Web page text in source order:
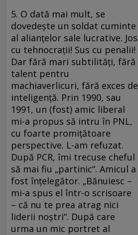
5. O dată mai mult, se
dovedeşte un soldat cuminte
al alianţelor sale lucrative. Jos
cu tehnocraţii! Sus cu penalii!
Dar fără mari subtilităţi, fără
talent pentru
machiaverlicuri, fără exces de
inteligenţă. Prin 1990, sau
1991, un (fost) amic liberal
mi-a propus să intru în PNL,
cu foarte promiţătoare
perspective. L-am refuzat.
După PCR, îmi trecuse cheful
să mai fiu „partinic“. Amicul a
fost înţelegător. „Bănuiesc –
mi-a spus el într-o scrisoare
– că nu te prea atrag nici
liderii noştri“. După care
urma un mic portret al